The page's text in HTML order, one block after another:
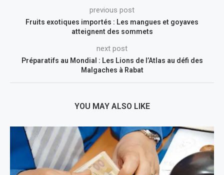
previous post
Fruits exotiques importés : Les mangues et goyaves
atteignent des sommets
next post
Préparatifs au Mondial : Les Lions de l’Atlas au défi des
Malgaches à Rabat
YOU MAY ALSO LIKE